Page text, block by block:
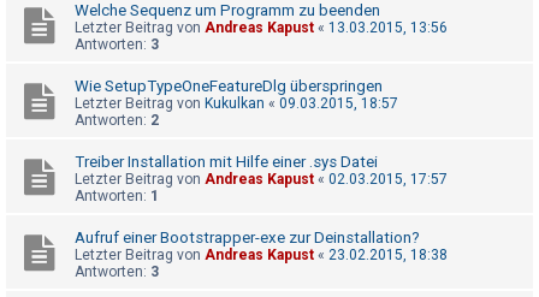
e
m
e
k
t
Welche Sequenz um Programm zu beenden
Letzter Beitrag von Andreas Kapust « 13.03.2015, 13:56
Antworten: 3
Wie SetupTypeOneFeatureDlg überspringen
Letzter Beitrag von Kukulkan « 09.03.2015, 18:57
Antworten: 2
Treiber Installation mit Hilfe einer .sys Datei
Letzter Beitrag von Andreas Kapust « 02.03.2015, 17:57
Antworten: 1
Aufruf einer Bootstrapper-exe zur Deinstallation?
Letzter Beitrag von Andreas Kapust « 23.02.2015, 18:38
Antworten: 3